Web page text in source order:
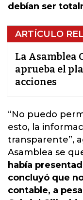
debían ser
ARTÍCULO
La Asamblea
aprueba el
acciones
“No puedo
esto, la
transparente”,
Asamblea se
había
concluyó que
contable, a